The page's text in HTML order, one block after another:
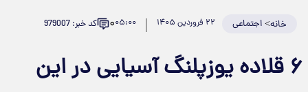
خانه>اجتماعی ۲۲ فروردین ۱۴۰۵ ۰۵:۰۰۰ کد خبر: 979007
۶ قلاده یوزپلنگ آسیایی در این